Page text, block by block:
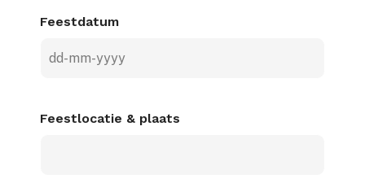
Feestdatum
MM
Feestlocatie & plaats